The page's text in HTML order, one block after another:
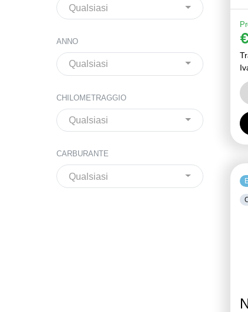
Qualsiasi
ANNO
Qualsiasi
CHILOMETRAGGIO
Qualsiasi
CARBURANTE
Qualsiasi